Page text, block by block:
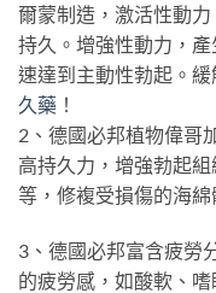
爾蒙制造，激活性動
持久。增強性動力，
速達到主動性勃起。
久藥 ！
2、德國必邦植物偉哥
高持久力，增強勃起
等，修複受損傷的海綿
3、德國必邦富含疲勞
的疲勞感，如酸軟、